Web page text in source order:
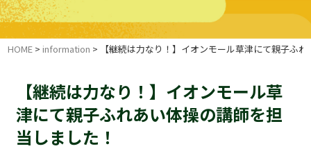
HOME >information > 【継続は力なり！】イオンモール草津にて親子ふ
【継続は力なり！】イオンモール草
津にて親子ふれあい体操の講師を担
当しました！